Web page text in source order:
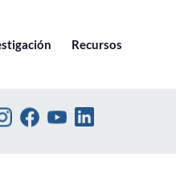
Recursos